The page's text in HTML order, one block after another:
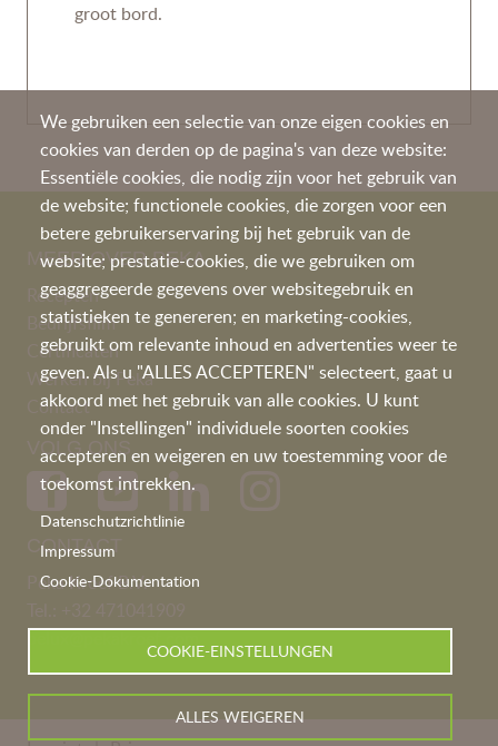
groot bord.
We gebruiken een selectie van onze eigen cookies en
cookies van derden op de pagina's van deze website:
Essentiële cookies, die nodig zijn voor het gebruik van
de website; functionele cookies, die zorgen voor een
betere gebruikerservaring bij het gebruik van de
website; prestatie-cookies, die we gebruiken om
geaggregeerde gegevens over websitegebruik en
statistieken te genereren; en marketing-cookies,
gebruikt om relevante inhoud en advertenties weer te
geven. Als u "ALLES ACCEPTEREN" selecteert, gaat u
akkoord met het gebruik van alle cookies. U kunt
onder "Instellingen" individuele soorten cookies
accepteren en weigeren en uw toestemming voor de
toekomst intrekken.
Datenschutzrichtlinie
Impressum
Cookie-Dokumentation
COOKIE-EINSTELLUNGEN
ALLES WEIGEREN
MEER OVER PEKA
Recepten
Bedrijfsfilm
Certificaten
Werken bij Peka
Contact
VOLG ONS
CONTACT
Peka Kroef B.V.
belux@pekakroef.com